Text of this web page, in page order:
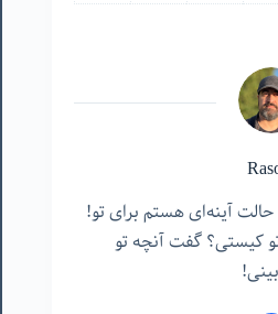
آینه‌ای هستم برای تو!
کیستی؟ گفت آنچه تو